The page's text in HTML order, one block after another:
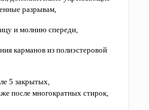
разрывам,
и молнию спереди,
карманов из полиэстеровой
5 закрытых,
после многократных стирок,